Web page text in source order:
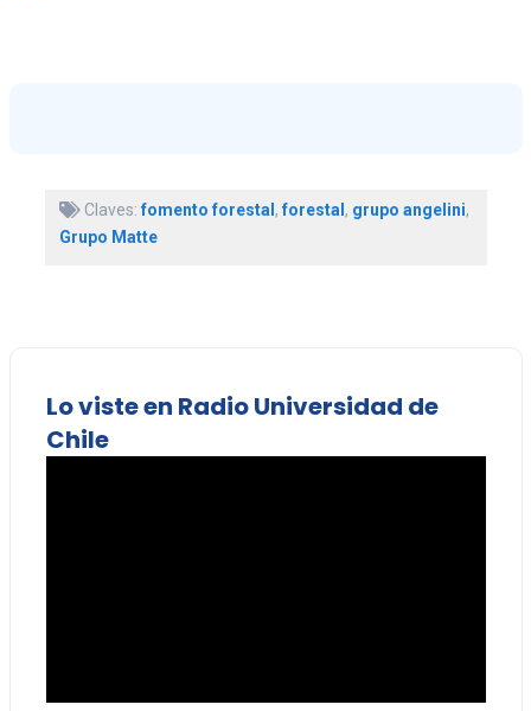
Claves:fomento forestal,forestal, grupo angelini,
Grupo Matte
Lo viste en Radio Universidad de
Chile